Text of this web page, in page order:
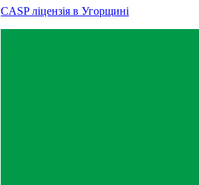
CASP ліцензія в Угорщині